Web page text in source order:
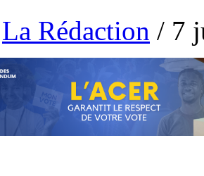
La Rédaction / 7